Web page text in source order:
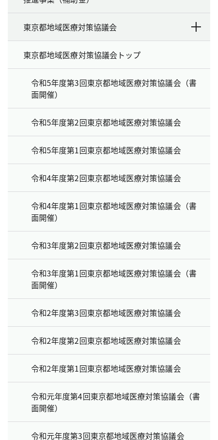
東京都地域医療対策協議会
東京都地域医療対策協議会トップ
令和5年度第3回東京都地域医療対策協議会（書
面開催）
令和5年度第2回東京都地域医療対策協議会
令和5年度第1回東京都地域医療対策協議会
令和4年度第2回東京都地域医療対策協議会
令和4年度第1回東京都地域医療対策協議会（書
面開催）
令和3年度第2回東京都地域医療対策協議会
令和3年度第1回東京都地域医療対策協議会（書
面開催）
令和2年度第3回東京都地域医療対策協議会
令和2年度第2回東京都地域医療対策協議会
令和2年度第1回東京都地域医療対策協議会
令和元年度第4回東京都地域医療対策協議会（書
面開催）
令和元年度第3回東京都地域医療対策協議会